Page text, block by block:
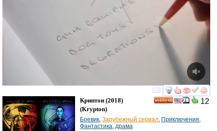
смотреть
12
Криптон (2018)
(Krypton)
Боевик, Зарубежный сериал, Приключения,
Фантастика, драма